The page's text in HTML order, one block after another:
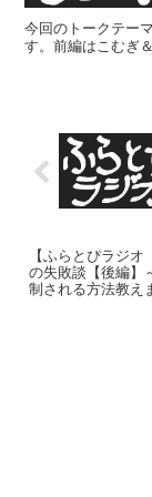
今回のトークテー
す。前編はこむぎ
【ふらとぴラジ
の失敗談【後編】
制される方法教え